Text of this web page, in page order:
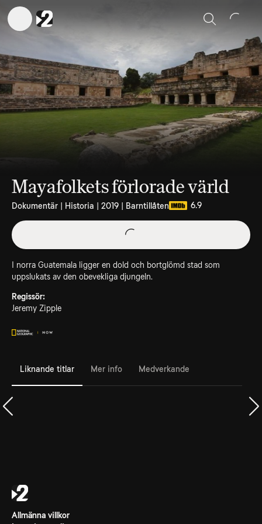
Sök
Mayafolkets förlorade värld
Dokumentär | Historia | 2019 | Barntillåten 6.9
I norra Guatemala ligger en dold och bortglömd stad som
uppslukats av den obevekliga djungeln.
Regissör:
Jeremy Zipple
Liknande titlar Mer info Medverkande
Allmänna villkor